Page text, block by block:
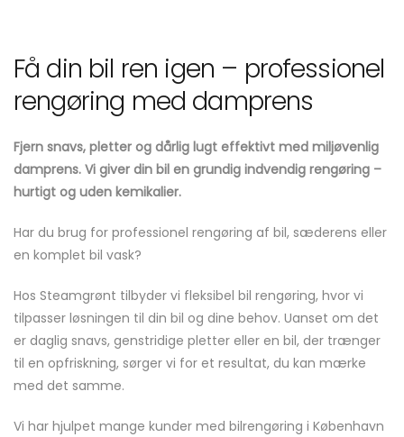
Få din bil ren igen – professionel
rengøring med damprens
Fjern snavs, pletter og dårlig lugt effektivt med miljøvenlig
damprens. Vi giver din bil en grundig indvendig rengøring –
hurtigt og uden kemikalier.
Har du brug for professionel rengøring af bil, sæderens eller
en komplet bil vask?
Hos Steamgrønt tilbyder vi fleksibel bil rengøring, hvor vi
tilpasser løsningen til din bil og dine behov. Uanset om det
er daglig snavs, genstridige pletter eller en bil, der trænger
til en opfriskning, sørger vi for et resultat, du kan mærke
med det samme.
Vi har hjulpet mange kunder med bilrengøring i København